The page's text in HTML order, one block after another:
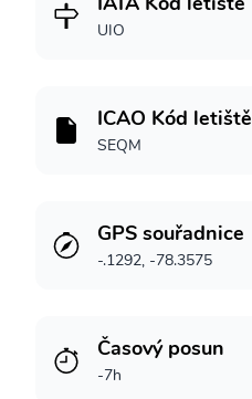
UIO
ICAO Kód letiště
SEQM
GPS souřadnice
-.1292, -78.3575
Časový posun
-7h